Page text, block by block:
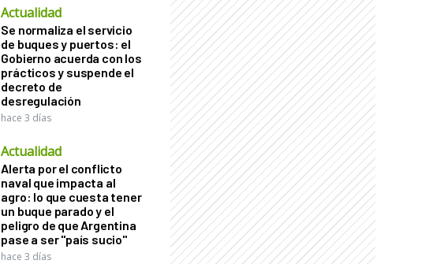
Actualidad
Se normaliza el servicio
de buques y puertos: el
Gobierno acuerda con los
prácticos y suspende el
decreto de
desregulación
hace 3 días
Actualidad
Alerta por el conflicto
naval que impacta al
agro: lo que cuesta tener
un buque parado y el
peligro de que Argentina
pase a ser "país sucio"
hace 3 días